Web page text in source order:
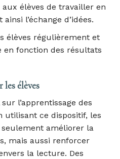
élèves de travailler en
l’échange d’idées.
élèves régulièrement et
en fonction des résultats
élèves
l’apprentissage des
utilisant ce dispositif, les
améliorer la
mais aussi renforcer
la lecture. Des